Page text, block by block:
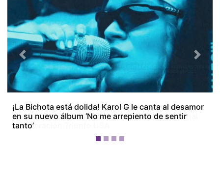
¡La Bichota está dolida! Karol G le canta al desamor
en su nuevo álbum ‘No me arrepiento de sentir
tanto’
Previous Next